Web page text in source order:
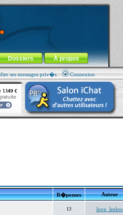
Dossiers À propos
ses messages priv�s Connexion
R�ponses Auteur
13 love_leeloo